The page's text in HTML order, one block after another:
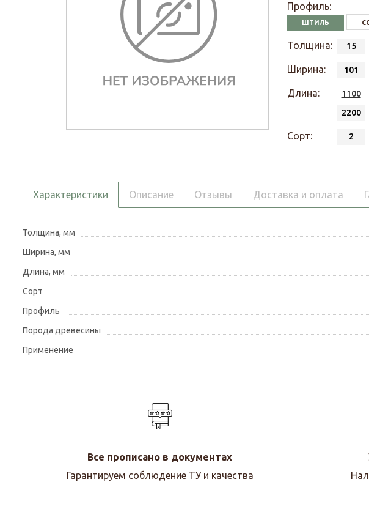
Профиль:
штиль
Толщина: 15
Ширина: 101
Длина: 1100
2200
Сорт: 2
Характеристики Описание Отзывы Доставка и оплата
Толщина, мм
Ширина, мм
Длина, мм
Сорт
Профиль
Порода древесины
Применение
Все прописано в документах
Гарантируем соблюдение ТУ и качества